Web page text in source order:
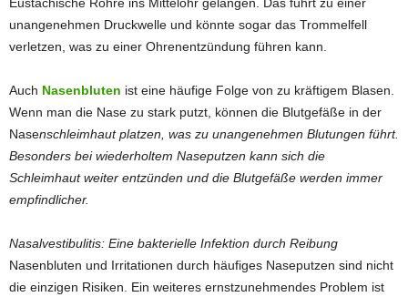
unangenehmen Druckwelle und könnte sogar das Trommelfell
verletzen, was zu einer Ohrenentzündung führen kann.
Auch Nasenbluten ist eine häufige Folge von zu kräftigem Blasen.
Wenn man die Nase zu stark putzt, können die Blutgefäße in der
Nasenschleimhaut platzen, was zu unangenehmen Blutungen führt.
Besonders bei wiederholtem Naseputzen kann sich die
Schleimhaut weiter entzünden und die Blutgefäße werden immer
empfindlicher.
Nasalvestibulitis: Eine bakterielle Infektion durch Reibung
Nasenbluten und Irritationen durch häufiges Naseputzen sind nicht
die einzigen Risiken. Ein weiteres ernstzunehmendes Problem ist